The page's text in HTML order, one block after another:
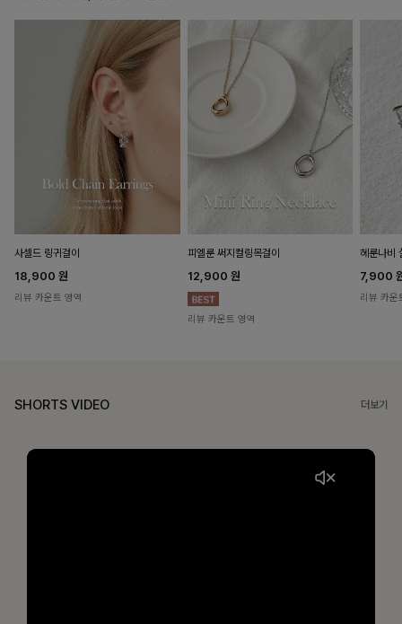
사셀드 링귀걸이
18,900 원
리뷰 카운트 영역
피엘룬 써지컬링목걸이
12,900 원
리뷰 카운트 영역
헤룬나비
7,900
리뷰 카운
SHORTS VIDEO 더보기